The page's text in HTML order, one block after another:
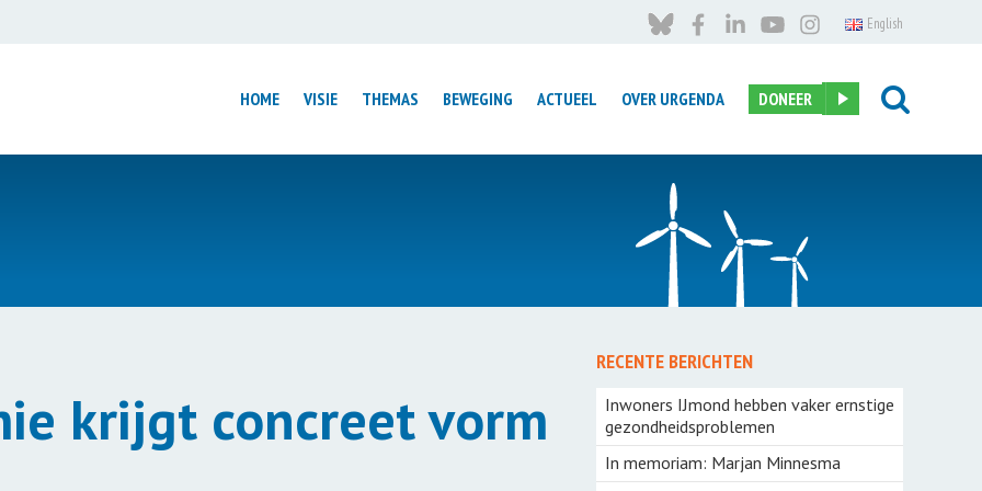
English
HOME VISIE THEMAS
Verduurzaming
Mobiliteitsbeleid
Circulair Fryslân
Introductie
landinzicht – grond voor
7-Vinkjes Project
Meer Bomen Nu
Kruidenrijk grasland
BEWEGING ACTUEEL OVER URGENDA DONEER
krijgt concreet vorm
RECENTE BERICHTEN
Inwoners IJmond hebben vaker ernstige
gezondheidsproblemen
In memoriam: Marjan Minnesma